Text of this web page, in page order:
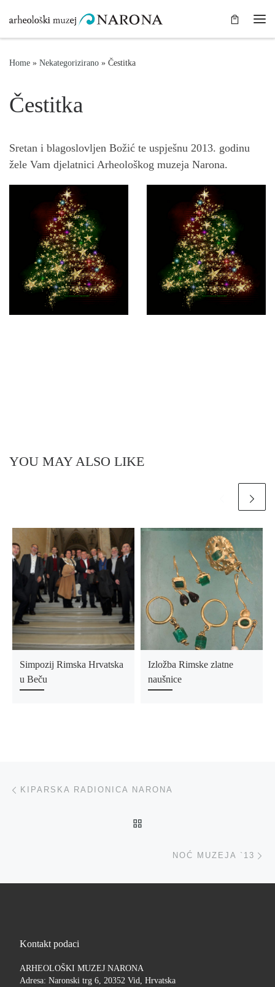
Skip to content
Home » Nekategorizirano » Čestitka
Čestitka
Sretan i blagoslovljen Božić te uspješnu 2013. godinu
žele Vam djelatnici Arheološkog muzeja Narona.
YOU MAY ALSO LIKE
Simpozij Rimska Hrvatska
u Beču
Izložba Rimske zlatne
naušnice
Post navigation
KIPARSKA RADIONICA NARONA
NOĆ MUZEJA `13
Kontakt podaci
ARHEOLOŠKI MUZEJ NARONA
Adresa: Naronski trg 6, 20352 Vid, Hrvatska